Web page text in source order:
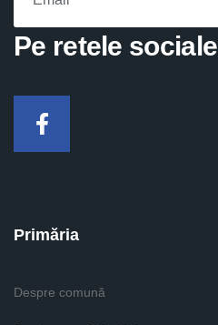
Pe retele sociale
Facebook
Primăria
Despre comună